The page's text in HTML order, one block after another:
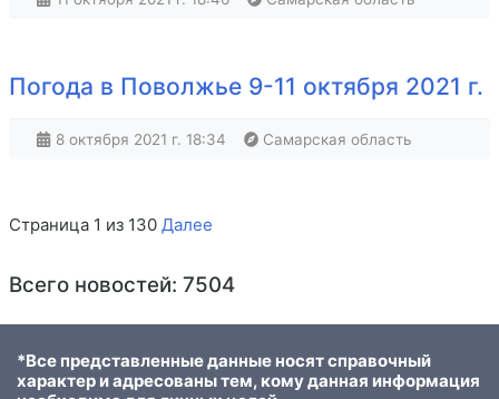
Погода в Поволжье 9-11 октября 2021 г.
8 октября 2021 г. 18:34 Самарская область
Страница 1 из 130 Далее
Всего новостей: 7504
*Все представленные данные носят справочный
характер и адресованы тем, кому данная информация